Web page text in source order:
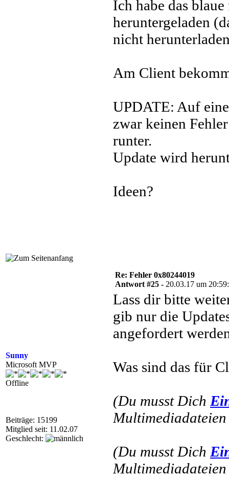
Ich habe das
heruntergeladen
nicht
Am Client
UPDATE: Auf
zwar keinen
runter.
Update wird
Ideen?
Sunny
Microsoft MVP
Offline
Beiträge: 15199
Mitglied seit: 11.02.07
Geschlecht:
Re: Fehler 0x80244019
Antwort #25 - 20.03.17 um
Lass dir bitte
gib nur die
angefordert
Was sind das für
(Du musst Dich
(Du musst Dich